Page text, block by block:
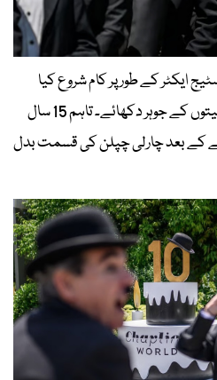
اسٹیج ایکٹر کے طور پر کام شروع کیا
جب کہ سرکس میں بھی صلاحیتوں کے جوہر دکھائے۔ تاہم 15 سال
کے بعد چارلی چپلن کی قسمت بدل